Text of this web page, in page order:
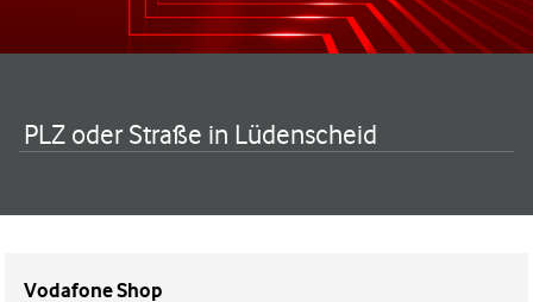
PLZ oder Straße in Lüdenscheid
Vodafone Shop